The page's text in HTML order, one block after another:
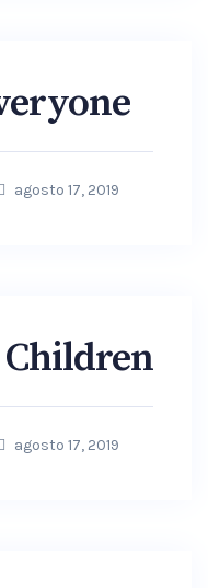
agosto 17, 2019
agosto 17, 2019